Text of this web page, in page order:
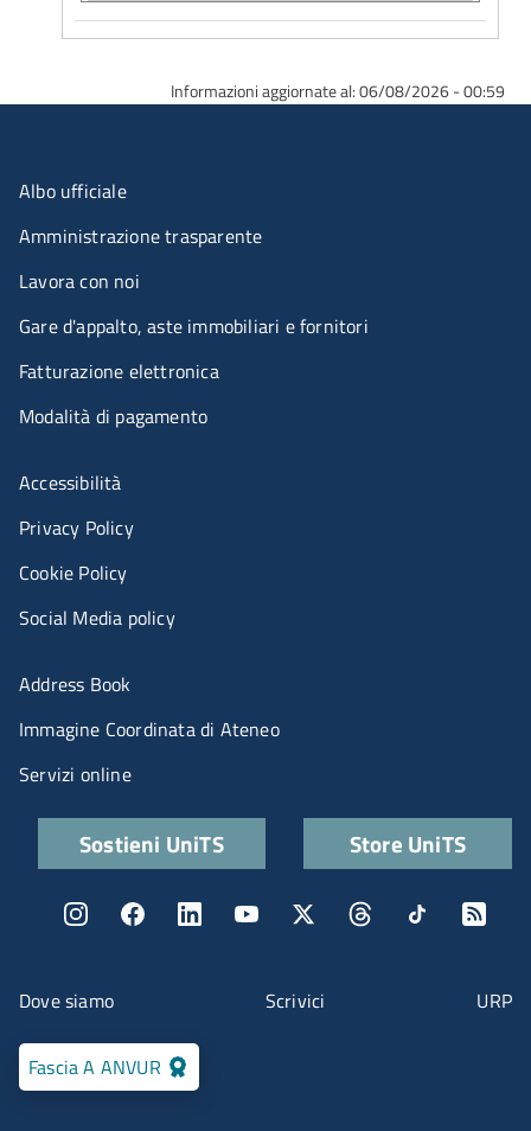
Informazioni aggiornate al: 06/08/2026 - 00:59
Fascia A ANVUR
Menu contatti
Dove siamo Scrivici URP
Menu organizzazione
Albo ufficiale
Amministrazione trasparente
Lavora con noi
Gare d'appalto, aste immobiliari e fornitori
Fatturazione elettronica
Modalità di pagamento
Menù riferimenti
Accessibilità
Privacy Policy
Cookie Policy
Social Media policy
Menu portale
Address Book
Immagine Coordinata di Ateneo
Servizi online
Quick links
Sostieni UniTS Store UniTS
Menu social